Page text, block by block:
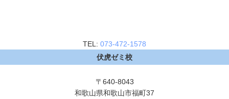
TEL: 073-472-1578
伏虎ゼミ校
〒640-8043
和歌山県和歌山市福町37